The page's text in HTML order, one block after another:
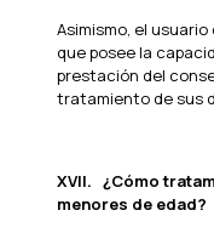
Asimismo, el
que posee la
prestación del
tratamiento de sus
XVII. ¿Cómo
menores de edad?